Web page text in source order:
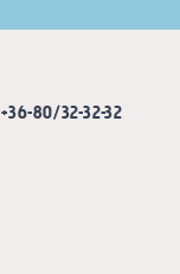
+36-80/32-32-32